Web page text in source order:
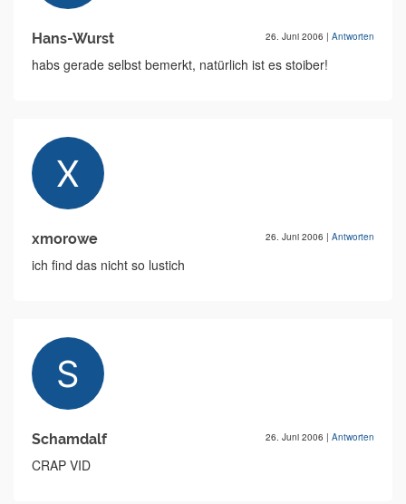
Hans-Wurst 26. Juni 2006 | Antworten
habs gerade selbst bemerkt, natürlich ist es stoiber!
xmorowe 26. Juni 2006 | Antworten
ich find das nicht so lustich
Schamdalf 26. Juni 2006 | Antworten
CRAP VID